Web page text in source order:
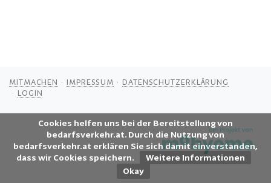
Cookies helfen uns bei der Bereitstellung von
bedarfsverkehr.at. Durch die Nutzung von
bedarfsverkehr.at erklären Sie sich damit einverstanden,
dass wir Cookies speichern.
Weitere Informationen
MITMACHEN IMPRESSUM
DATENSCHUTZERKLÄRUNG
LOGIN